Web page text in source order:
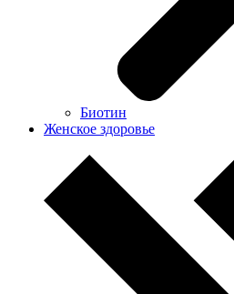
Биотин
Женское здоровье